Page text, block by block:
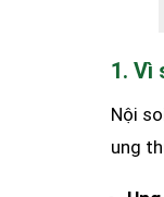
1. Vì
Nội
ung